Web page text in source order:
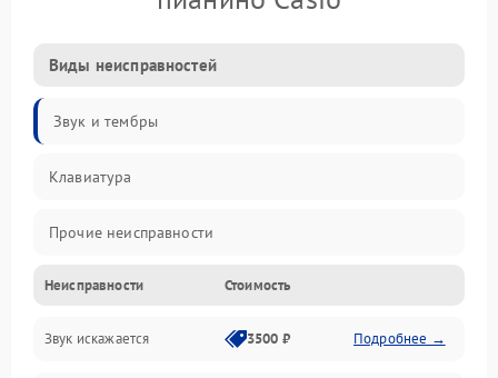
Виды неисправностей
Звук и тембры
Клавиатура
Прочие неисправности
Включение и работа
Управление и электроника
Неисправности Стоимость
Звук искажается 3500 ₽ Подробнее →